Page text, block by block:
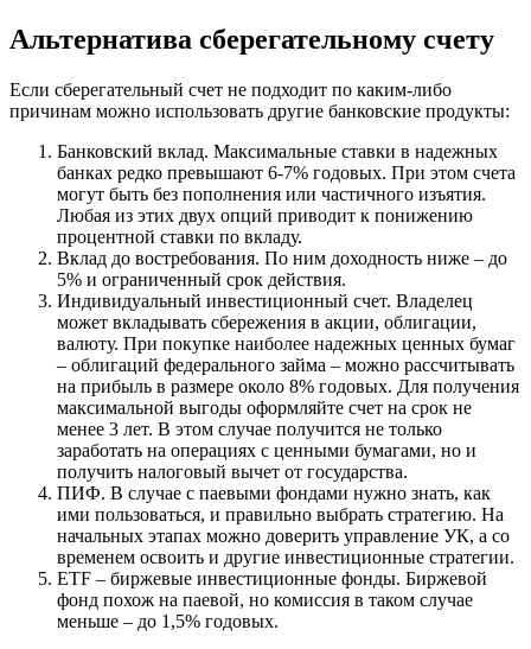
Альтернатива сберегательному счету
Если сберегательный счет не подходит по каким-либо
причинам можно использовать другие банковские продукты:
Банковский вклад. Максимальные ставки в надежных
банках редко превышают 6-7% годовых. При этом счета
могут быть без пополнения или частичного изъятия.
Любая из этих двух опций приводит к понижению
процентной ставки по вкладу.
Вклад до востребования. По ним доходность ниже – до
5% и ограниченный срок действия.
Индивидуальный инвестиционный счет. Владелец
может вкладывать сбережения в акции, облигации,
валюту. При покупке наиболее надежных ценных бумаг
– облигаций федерального займа – можно рассчитывать
на прибыль в размере около 8% годовых. Для получения
максимальной выгоды оформляйте счет на срок не
менее 3 лет. В этом случае получится не только
заработать на операциях с ценными бумагами, но и
получить налоговый вычет от государства.
ПИФ. В случае с паевыми фондами нужно знать, как
ими пользоваться, и правильно выбрать стратегию. На
начальных этапах можно доверить управление УК, а со
временем освоить и другие инвестиционные стратегии.
ETF – биржевые инвестиционные фонды. Биржевой
фонд похож на паевой, но комиссия в таком случае
меньше – до 1,5% годовых.